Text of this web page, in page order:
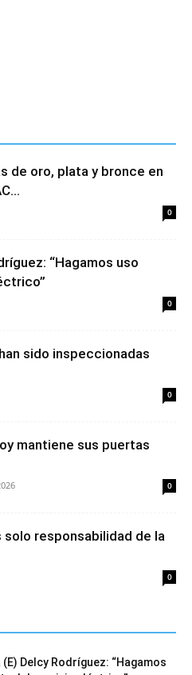
de oro, plata y bronce en
0
“Hagamos uso
0
sido inspeccionadas
0
mantiene sus puertas
0
solo responsabilidad de la
0
Delcy Rodríguez: “Hagamos